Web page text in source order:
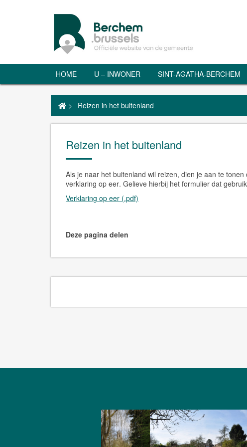
HOME U – INWONER SINT-AGATHA-BERCHEM
> Reizen in het buitenland
Reizen in het buitenland
Als je naar het buitenland wil reizen, dien je aan te
verklaring op eer. Gelieve hierbij het formulier dat
Verklaring op eer (.pdf)
Deze pagina delen